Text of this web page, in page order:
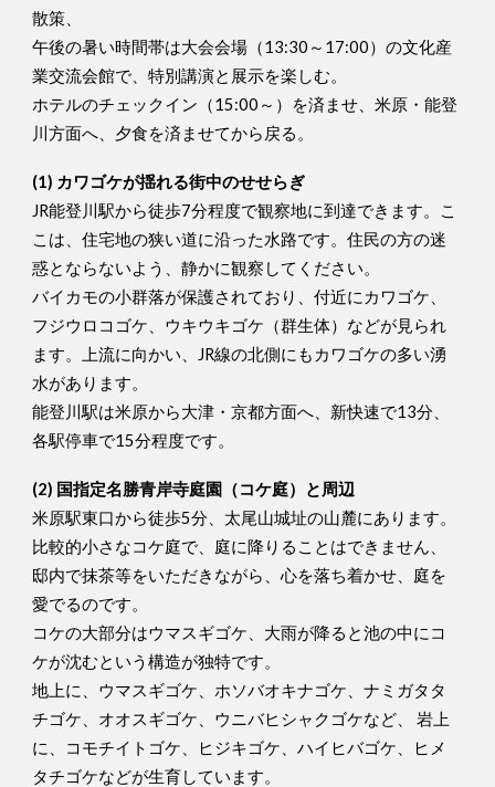
散策、
午後の暑い時間帯は大会会場（13:30～17:00）の文化産
業交流会館で、特別講演と展示を楽しむ。
ホテルのチェックイン（15:00～）を済ませ、米原・能登
川方面へ、夕食を済ませてから戻る。
(1) カワゴケが揺れる街中のせせらぎ
JR能登川駅から徒歩7分程度で観察地に到達できます。こ
こは、住宅地の狭い道に沿った水路です。住民の方の迷
惑とならないよう、静かに観察してください。
バイカモの小群落が保護されており、付近にカワゴケ、
フジウロコゴケ、ウキウキゴケ（群生体）などが見られ
ます。上流に向かい、JR線の北側にもカワゴケの多い湧
水があります。
能登川駅は米原から大津・京都方面へ、新快速で13分、
各駅停車で15分程度です。
(2) 国指定名勝青岸寺庭園（コケ庭）と周辺
米原駅東口から徒歩5分、太尾山城址の山麓にあります。
比較的小さなコケ庭で、庭に降りることはできません、
邸内で抹茶等をいただきながら、心を落ち着かせ、庭を
愛でるのです。
コケの大部分はウマスギゴケ、大雨が降ると池の中にコ
ケが沈むという構造が独特です。
地上に、ウマスギゴケ、ホソバオキナゴケ、ナミガタタ
チゴケ、オオスギゴケ、ウニバヒシャクゴケなど、 岩上
に、コモチイトゴケ、ヒジキゴケ、ハイヒバゴケ、ヒメ
タチゴケなどが生育しています。